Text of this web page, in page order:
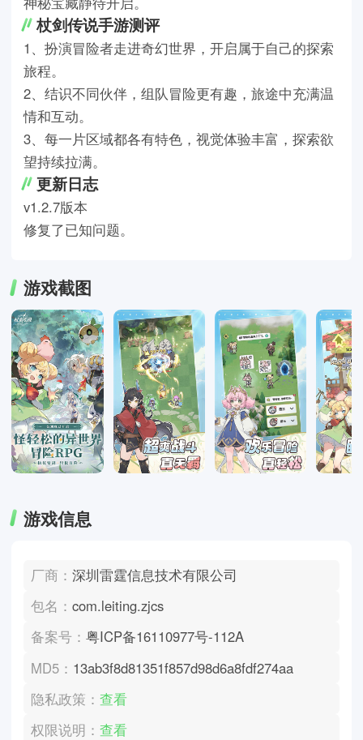
杖剑传说手游测评
1、扮演冒险者走进奇幻世界，开启属于自己的探索
旅程。
2、结识不同伙伴，组队冒险更有趣，旅途中充满温
情和互动。
3、每一片区域都各有特色，视觉体验丰富，探索欲
望持续拉满。
更新日志
v1.2.7版本
修复了已知问题。
游戏截图
游戏信息
厂商：深圳雷霆信息技术有限公司
包名：com.leiting.zjcs
备案号：粤ICP备16110977号-112A
MD5： 13ab3f8d81351f857d98d6a8fdf274aa
隐私政策：查看
权限说明：查看